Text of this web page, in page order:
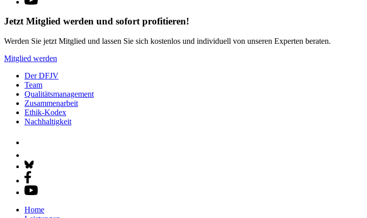
Jetzt Mitglied werden und sofort profitieren!
Werden Sie jetzt Mitglied und lassen Sie sich kostenlos und individuell von unseren Experten beraten.
Mitglied werden
Der DFJV
Team
Qualitätsmanagement
Zusammenarbeit
Ethik-Kodex
Nachhaltigkeit
Home